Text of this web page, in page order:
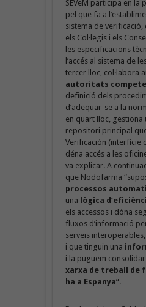
SEVeM participa en la
pel que fa a
sistema de verificació,
els Col·legis i els
les especificacions
l’accés al sistema de
tercer lloc, col·labora
autoritats
definició dels
d’adequar-se a la
en quart lloc, gestiona
repositori principal
Verificación (interfície
déna accés a les
va explicar. A
que Nodofarma
processos
una lògica
els accessos i dóna
fluxos d’informació
serveis
i que tinguin una
i la puguem
xarxa de treball de
ha a Espanya“.